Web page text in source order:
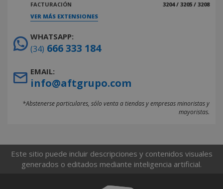
FACTURACIÓN
3204 / 3205 / 3208
VER MÁS EXTENSIONES
WHATSAPP:
(34) 666 333 184
EMAIL:
info@aftgrupo.com
*Abstenerse particulares, sólo venta a tiendas y empresas minoristas y
mayoristas.
Este sitio puede incluir descripciones y contenidos visuales
generados o editados mediante inteligencia artificial.